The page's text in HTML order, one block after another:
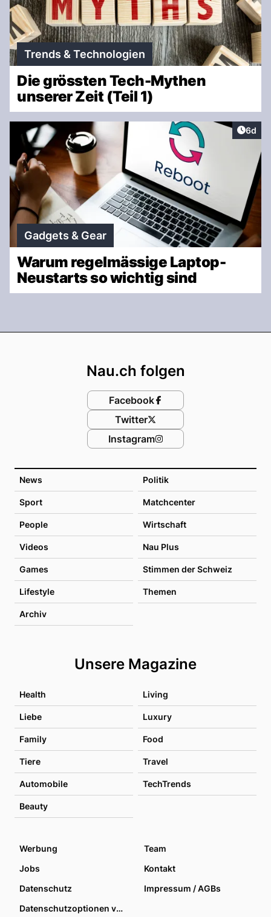
Trends & Technologien
Die grössten Tech-Mythen
unserer Zeit (Teil 1)
6d
Gadgets & Gear
Warum regelmässige Laptop-
Neustarts so wichtig sind
News Politik
Sport Matchcenter
People Wirtschaft
Videos Nau Plus
Games Stimmen der Schweiz
Lifestyle Themen
Archiv
Unsere Magazine
Health Living
Liebe Luxury
Family Food
Tiere Travel
Automobile TechTrends
Beauty
Nau.ch folgen
Facebook
Twitter
Instagram
Werbung
Team
Jobs
Kontakt
Datenschutz
Impressum / AGBs
Datenschutzoptionen verwalten